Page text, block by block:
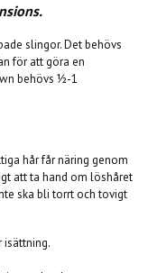
slingor. Det behövs
för att göra en
behövs ½-1
hår får näring genom
att ta hand om löshåret
ska bli torrt och tovigt
isättning.